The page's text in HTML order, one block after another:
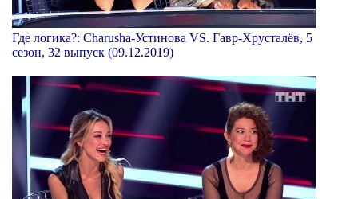
Где логика?: Charusha-Устинова VS. Гавр-Хрусталёв, 5
сезон, 32 выпуск (09.12.2019)